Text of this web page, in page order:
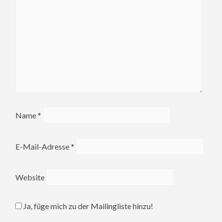
Name*
E-Mail-Adresse*
Website
Ja, füge mich zu der Mailingliste hinzu!